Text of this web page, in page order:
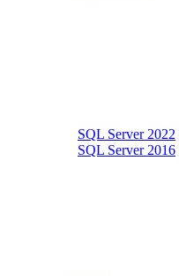
SQL Server 2022
SQL Server 2016